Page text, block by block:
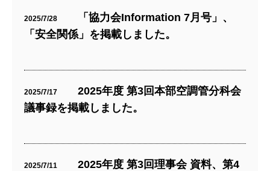
2025/7/28
「協力会Information 7月号」、
「安全関係」を掲載しました。
2025/7/17
2025年度 第3回本部空調管分科会
議事録を掲載しました。
2025/7/11
2025年度 第3回理事会 資料、第4